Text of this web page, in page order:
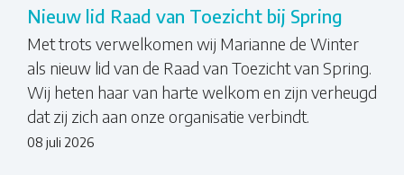
Nieuw lid Raad van Toezicht bij Spring
Met trots verwelkomen wij Marianne de Winter
als nieuw lid van de Raad van Toezicht van Spring.
Wij heten haar van harte welkom en zijn verheugd
dat zij zich aan onze organisatie verbindt.
08 juli 2026